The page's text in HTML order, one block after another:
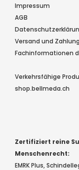
Impressum
AGB
Versand und Zahlung
Fachinformationen
Verkehrsfähige
shop.bellmeda.ch
Zertifiziert reine
Menschenrecht:
EMRK Plus,